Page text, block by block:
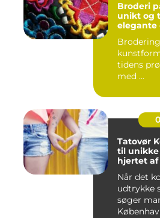
Broderi
unikt og
elegante
tidens
med ...
Tatovør
til
hjertet af
Når det
udtrykke
søger